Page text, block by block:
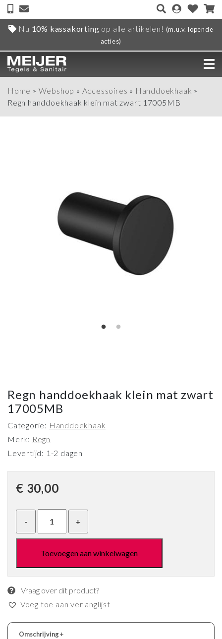
Nu 10% kassakorting op alle artikelen! (m.u.v. lopende
acties)
Home » Webshop » Accessoires » Handdoekhaak »
Regn handdoekhaak klein mat zwart 17005MB
Regn handdoekhaak klein mat zwart
17005MB
Categorie: Handdoekhaak
Merk: Regn
Levertijd: 1-2 dagen
€ 30,00
Toevoegen aan winkelwagen
Vraag over dit product?
Voeg toe aan verlanglijst
Omschrijving+